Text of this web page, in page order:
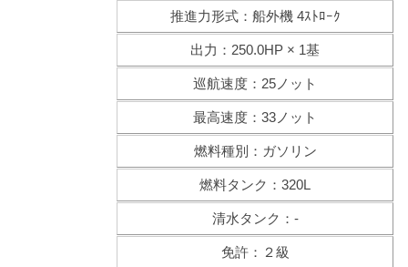
推進力形式：船外機 4ｽﾄﾛｰｸ
出力：250.0HP × 1基
巡航速度：25ノット
最高速度：33ノット
燃料種別：ガソリン
燃料タンク：320L
清水タンク：-
免許：２級